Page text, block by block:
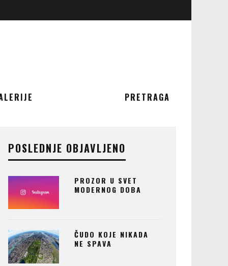
PRETRAGA
POSLEDNJE OBJAVLJENO
PROZOR U SVET
MODERNOG DOBA
ČUDO KOJE NIKADA
NE SPAVA